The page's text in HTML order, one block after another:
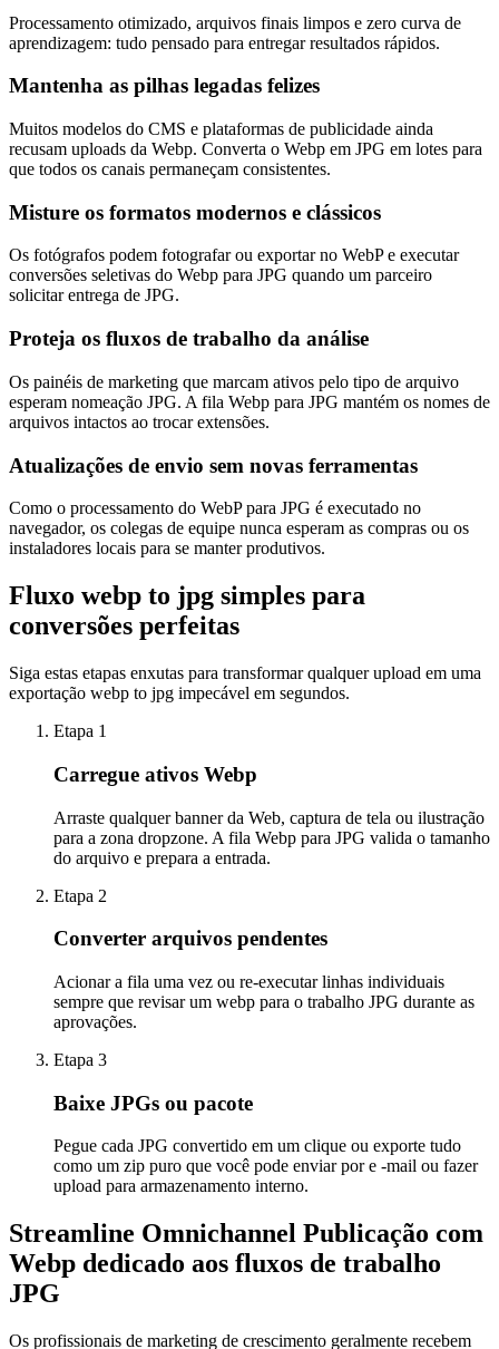
Processamento otimizado, arquivos finais limpos e zero curva de
aprendizagem: tudo pensado para entregar resultados rápidos.
Mantenha as pilhas legadas felizes
Muitos modelos do CMS e plataformas de publicidade ainda
recusam uploads da Webp. Converta o Webp em JPG em lotes para
que todos os canais permaneçam consistentes.
Misture os formatos modernos e clássicos
Os fotógrafos podem fotografar ou exportar no WebP e executar
conversões seletivas do Webp para JPG quando um parceiro
solicitar entrega de JPG.
Proteja os fluxos de trabalho da análise
Os painéis de marketing que marcam ativos pelo tipo de arquivo
esperam nomeação JPG. A fila Webp para JPG mantém os nomes de
arquivos intactos ao trocar extensões.
Atualizações de envio sem novas ferramentas
Como o processamento do WebP para JPG é executado no
navegador, os colegas de equipe nunca esperam as compras ou os
instaladores locais para se manter produtivos.
Fluxo webp to jpg simples para
conversões perfeitas
Siga estas etapas enxutas para transformar qualquer upload em uma
exportação webp to jpg impecável em segundos.
Etapa 1
Carregue ativos Webp
Arraste qualquer banner da Web, captura de tela ou ilustração
para a zona dropzone. A fila Webp para JPG valida o tamanho
do arquivo e prepara a entrada.
Etapa 2
Converter arquivos pendentes
Acionar a fila uma vez ou re-executar linhas individuais
sempre que revisar um webp para o trabalho JPG durante as
aprovações.
Etapa 3
Baixe JPGs ou pacote
Pegue cada JPG convertido em um clique ou exporte tudo
como um zip puro que você pode enviar por e -mail ou fazer
upload para armazenamento interno.
Streamline Omnichannel Publicação com
Webp dedicado aos fluxos de trabalho
JPG
Os profissionais de marketing de crescimento geralmente recebem